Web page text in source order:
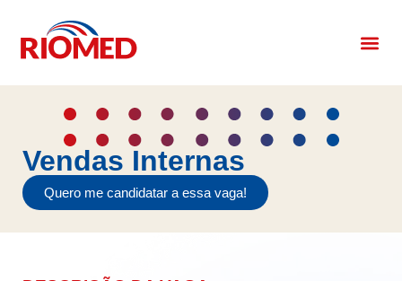
Vendas Internas
Quero me candidatar a essa vaga!